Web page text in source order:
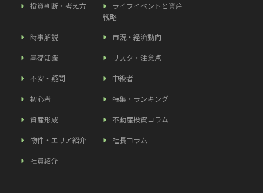
投資判断・考え方
ライフイベントと資産
戦略
時事解説
市況・経済動向
基礎知識 リスク・注意点
不安・疑問 中級者
初心者 特集・ランキング
資産形成 不動産投資コラム
物件・エリア紹介 社長コラム
社員紹介